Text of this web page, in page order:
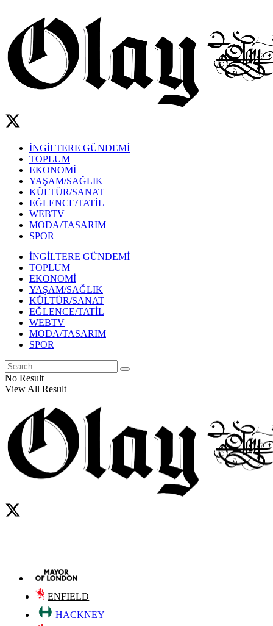
İNGİLTERE GÜNDEMİ
TOPLUM
EKONOMİ
YAŞAM/SAĞLIK
KÜLTÜR/SANAT
EĞLENCE/TATİL
WEBTV
MODA/TASARIM
SPOR
İNGİLTERE GÜNDEMİ
TOPLUM
EKONOMİ
YAŞAM/SAĞLIK
KÜLTÜR/SANAT
EĞLENCE/TATİL
WEBTV
MODA/TASARIM
SPOR
No Result
View All Result
ENFIELD
HACKNEY